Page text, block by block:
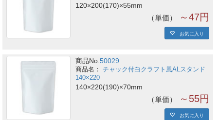
120×200(170)×55mm
単価 ～47円
お気に入り
商品No.50029
チャック付白クラフト風ALスタンド
140×220
140×220(190)×70mm
単価 ～55円
お気に入り